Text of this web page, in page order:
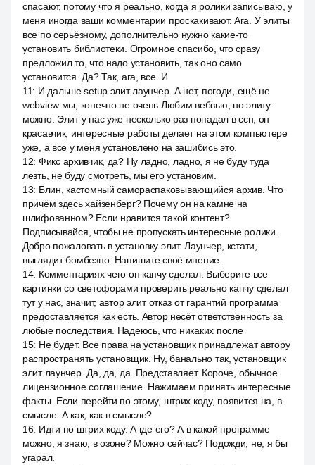
спасают, потому что я реально, когда я ролики записываю, у
меня иногда ваши комментарии проскакивают. Ага. У элиты
все по серьёзному, дополнительно нужно какие-то
установить библиотеки. Огромное спасибо, что сразу
предложил то, что надо установить, так оно само
установится. Да? Так, ага, все. И
11: И дальше setup элит лаунчер. А нет, погоди, ещё не
webview мы, конечно не очень Любим вебвью, но элиту
можно. Элит у нас уже несколько раз попадал в ссн, он
красавчик, интересные работы делает на этом компьютере
уже, а все у меня установлено на зашибись это.
12: Фикс архивчик, да? Ну ладно, ладно, я не буду туда
лезть, не буду смотреть, мы его установим.
13: Блин, кастомный самораспаковывающийся архив. Что
причём здесь хайзенберг? Почему он на камне на
шлифованном? Если нравится такой контент?
Подписывайся, чтобы не пропускать интересные ролики.
Добро пожаловать в установку элит. Лаунчер, кстати,
выглядит бомбезно. Напишите своё мнение.
14: Комментариях чего он капчу сделал. Выберите все
картинки со светофорами проверить реально капчу сделал
тут у нас, значит, автор элит отказ от гарантий программа
предоставляется как есть. Автор несёт ответственность за
любые последствия. Надеюсь, что никаких после
15: Не будет. Все права на установщик принадлежат автору
распространять установщик. Ну, банально так, установщик
элит лаунчер. Да, да, да. Представляет. Короче, обычное
лицензионное соглашение. Нажимаем принять интересные
факты. Если перейти по этому, штрих коду, появится на, в
смысле. А как, как в смысле?
16: Идти по штрих коду. А где его? А в какой программе
можно, я знаю, в озоне? Можно сейчас? Подожди, не, я бы
угарал.